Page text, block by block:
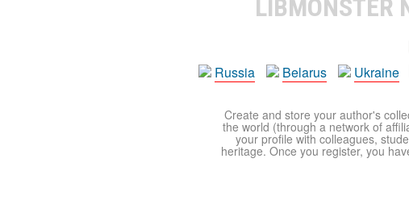
LIBMONSTER
Russia
Belarus Ukraine
Create and store your author's
the world (through a network of
your profile with colleagues,
heritage. Once you register, you